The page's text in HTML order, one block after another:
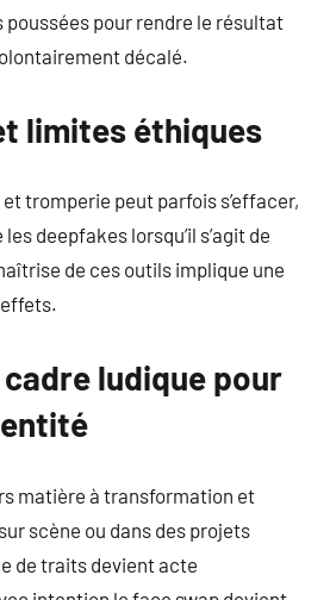
pour rendre le résultat
décalé.
limites éthiques
tromperie peut parfois s’effacer,
les deepfakes lorsqu’il s’agit de
de ces outils implique une
ludique pour
matière à transformation et
scène ou dans des projets
de traits devient acte